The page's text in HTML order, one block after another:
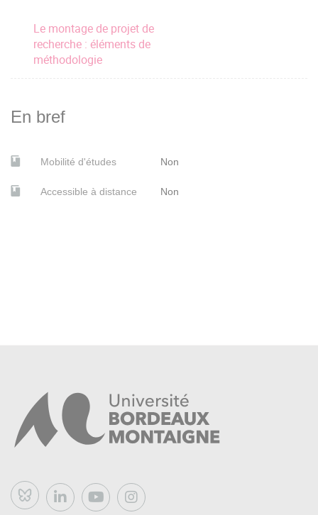
Le montage de projet de
recherche : éléments de
méthodologie
En bref
Mobilité d'études Non
Accessible à distance Non
Bluesky